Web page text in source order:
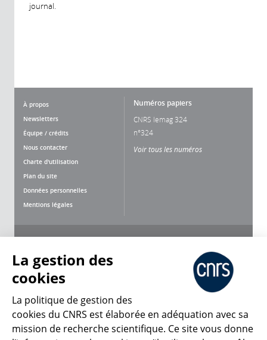
journal.
À propos
Newsletters
Équipe / crédits
Nous contacter
Charte d'utilisation
Plan du site
Données personnelles
Mentions légales
Numéros papiers
CNRS lemag 324
n°324
Voir tous les numéros
CNRS Le Mag
La gestion des
cookies
La politique de gestion des
cookies du CNRS est élaborée en adéquation avec sa
mission de recherche scientifique. Ce site vous donne